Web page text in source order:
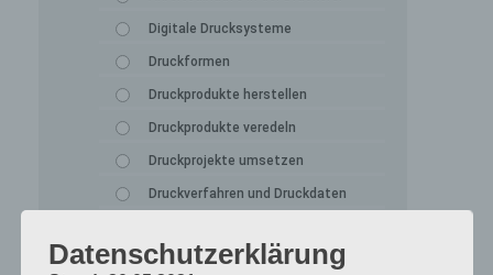
Digitale Drucksysteme
Druckformen
Druckprodukte herstellen
Druckprodukte veredeln
Druckprojekte umsetzen
Druckverfahren und Druckdaten
Offsetdruckmaschinen
Datenschutzerklärung